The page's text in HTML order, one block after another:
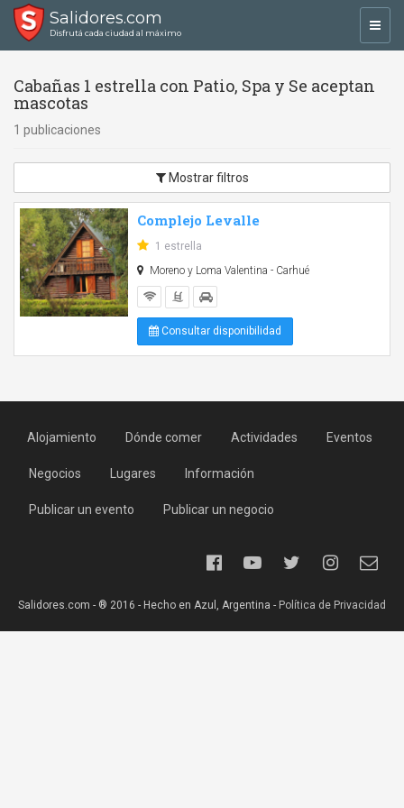
Salidores.com
Disfrutá cada ciudad al máximo
Cabañas 1 estrella con Patio, Spa y Se aceptan
mascotas
1 publicaciones
Mostrar filtros
Complejo Levalle
1 estrella
Moreno y Loma Valentina - Carhué
Consultar disponibilidad
Alojamiento Dónde comer Actividades Eventos
Negocios Lugares Información
Publicar un evento Publicar un negocio
Salidores.com - ® 2016 - Hecho en Azul, Argentina - Política de Privacidad